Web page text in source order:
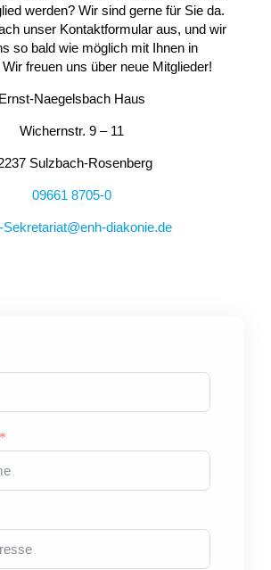
werden? Wir sind gerne für Sie da.
unser Kontaktformular aus, und wir
so bald wie möglich mit Ihnen in
freuen uns über neue Mitglieder!
Ernst-Naegelsbach Haus
Wichernstr. 9 – 11
Sulzbach-Rosenberg
09661 8705-0
Sekretariat@enh-diakonie.de